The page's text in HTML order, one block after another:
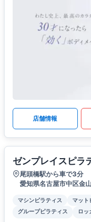
店舗情報
ゼンプレイスピラ
尾頭橋駅から車で3分
愛知県名古屋市中区金
マシンピラティス マット
グループピラティス
ロッ